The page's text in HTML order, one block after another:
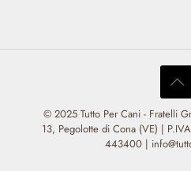
© 2025 Tutto Per Cani - Fratelli
13, Pegolotte di Cona (VE) |
443400 |